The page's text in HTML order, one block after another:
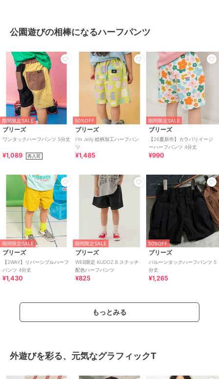
公園遊びの相棒になるハーフパンツ
期間限定SALE
ブリーズ
ワンタックハーフパンツ 5分丈
¥1,089 再入荷
50%OFF
ブリーズ
I'm Jelly 総柄加工ハーフパン
ツ
¥1,485
期間限定SALE
ブリーズ
【26夏新作】カラバリイージ
ーハーフパンツ 4分丈
¥990
期間限定SALE
ブリーズ
【2WAY】リバーシブルハーフ
パンツ 4分丈
¥1,430
期間限定SALE
ブリーズ
WEB限定 KUDOZ.B ステッチ
配色ハーフパンツ
¥825
50%OFF
ブリーズ
バルーンタックハーフパンツ 5
分丈
¥1,265
もっとみる
外遊びを彩る、元気なグラフィックT